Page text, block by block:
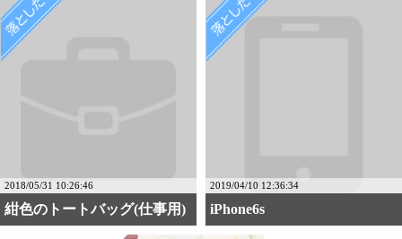
2018/05/31 10:26:46
紺色のトートバッグ(仕事用)
2019/04/10 12:36:34
iPhone6s